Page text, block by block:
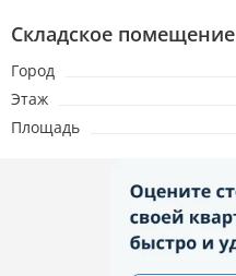
Складское помещение
Город
Этаж
Площадь